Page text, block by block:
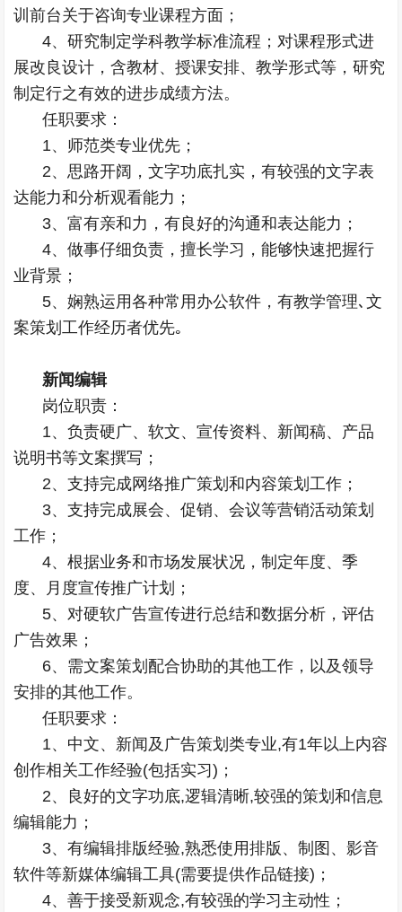
训前台关于咨询专业课程方面；
4、研究制定学科教学标准流程；对课程形式进
展改良设计，含教材、授课安排、教学形式等，研究
制定行之有效的进步成绩方法。
任职要求：
1、师范类专业优先；
2、思路开阔，文字功底扎实，有较强的文字表
达能力和分析观看能力；
3、富有亲和力，有良好的沟通和表达能力；
4、做事仔细负责，擅长学习，能够快速把握行
业背景；
5、娴熟运用各种常用办公软件，有教学管理､文
案策划工作经历者优先｡
新闻编辑
岗位职责：
1、负责硬广、软文、宣传资料、新闻稿、产品
说明书等文案撰写；
2、支持完成网络推广策划和内容策划工作；
3、支持完成展会、促销、会议等营销活动策划
工作；
4、根据业务和市场发展状况，制定年度、季
度、月度宣传推广计划；
5、对硬软广告宣传进行总结和数据分析，评估
广告效果；
6、需文案策划配合协助的其他工作，以及领导
安排的其他工作。
任职要求：
1、中文、新闻及广告策划类专业,有1年以上内容
创作相关工作经验(包括实习)；
2、良好的文字功底,逻辑清晰,较强的策划和信息
编辑能力；
3、有编辑排版经验,熟悉使用排版、制图、影音
软件等新媒体编辑工具(需要提供作品链接)；
4、善于接受新观念,有较强的学习主动性；